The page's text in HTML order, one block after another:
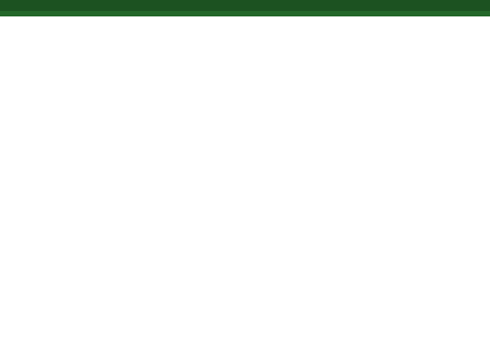
Skip to main content